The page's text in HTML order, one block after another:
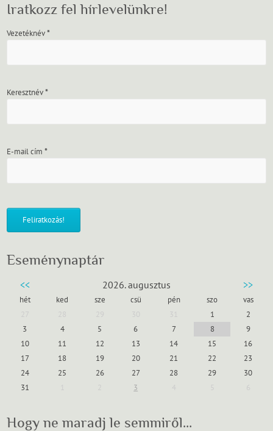
Iratkozz fel hírlevelünkre!
Vezetéknév*
Keresztnév*
E-mail cím*
Eseménynaptár
<< 2026. augusztus >>
hét ked sze csü pén szo
vas
1
2
3
4 5 6 7 8
9
10
11 12 13 14 15
16
17
18 19 20 21 22
23
24
25 26 27 28 29
30
31
3
Hogy ne maradj le semmiről…